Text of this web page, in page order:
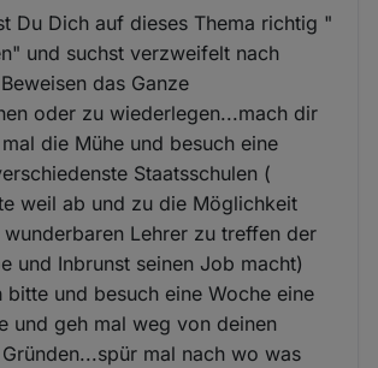
Du Dich auf dieses Thema richtig "
und suchst verzweifelt nach
das Ganze
oder zu wiederlegen...mach dir
die Mühe und besuch eine
Staatsschulen (
weil ab und zu die Möglichkeit
wunderbaren Lehrer zu treffen der
und Inbrunst seinen Job macht)
bitte und besuch eine Woche eine
und geh mal weg von deinen
mal nach wo was